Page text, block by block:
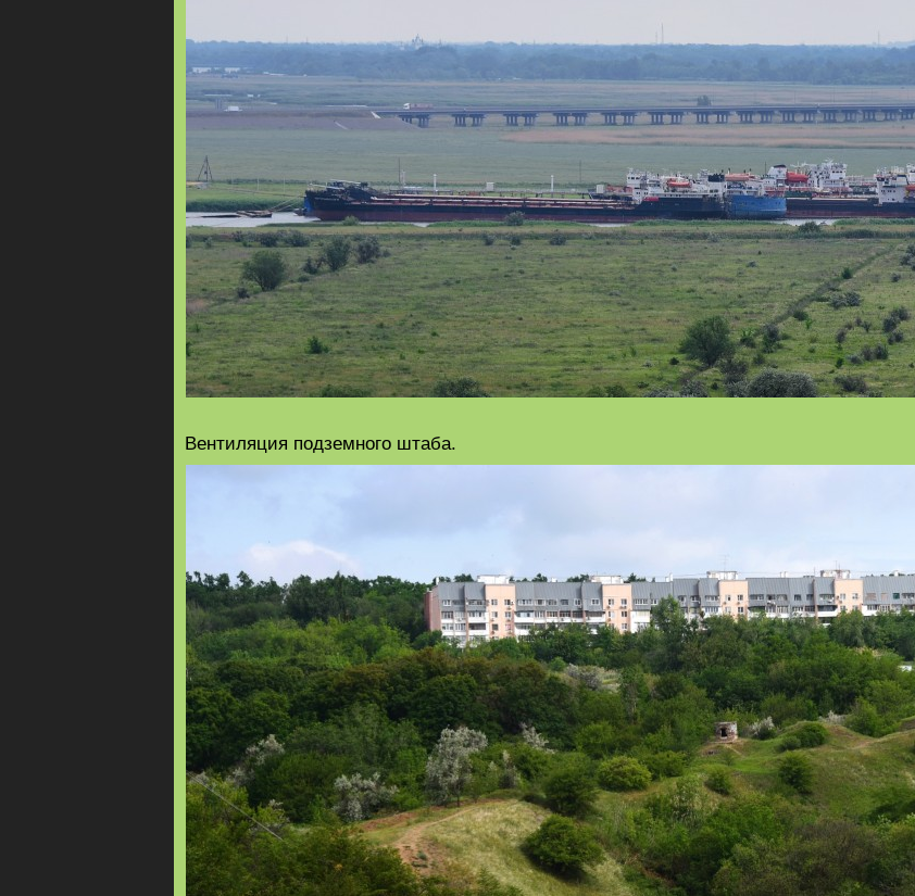
Вентиляция подземного штаба.